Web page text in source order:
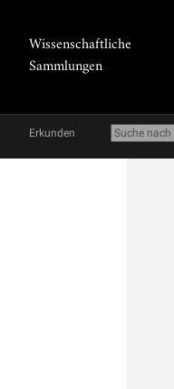
Wissenschaftliche
Sammlungen
Erkunden